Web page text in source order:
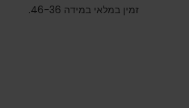
זמין במלאי במידה 46-36.